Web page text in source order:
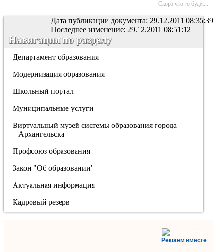
Скоро что то будет...
Дата публикации документа: 29.12.2011 08:35:39
Последнее изменение: 29.12.2011 08:51:12
Навигация по разделу
Департамент образования
Модернизация образования
Школьный портал
Муниципальные услуги
Виртуальный музей системы образования города
Архангельска
Профсоюз образования
Закон "Об образовании"
Актуальная информация
Кадровый резерв
Решаем вместе